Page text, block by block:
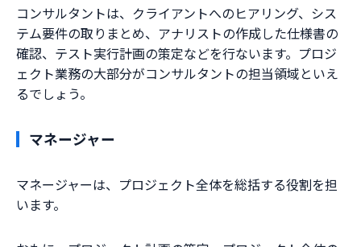
コンサルタントは、クライアントへのヒアリング、シス
テム要件の取りまとめ、アナリストの作成した仕様書の
確認、テスト実行計画の策定などを行ないます。プロジ
ェクト業務の大部分がコンサルタントの担当領域といえ
るでしょう。
マネージャー
マネージャーは、プロジェクト全体を総括する役割を担
います。